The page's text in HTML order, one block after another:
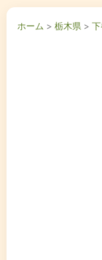
ホーム >栃木県 >